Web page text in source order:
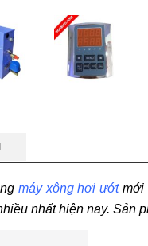
máy xông hơi ướtmới
nhất hiện nay. Sản